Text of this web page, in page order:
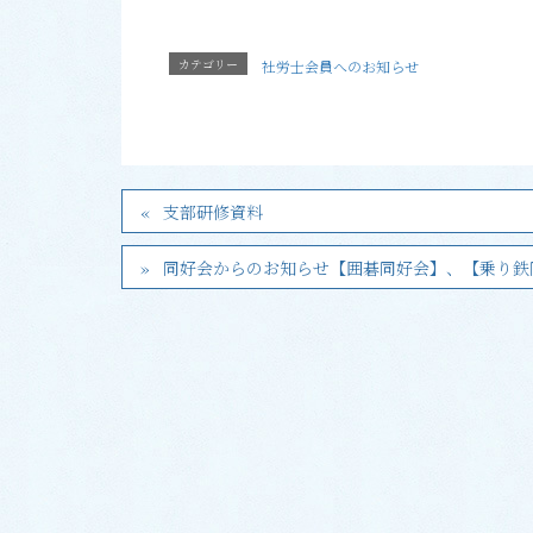
カテゴリー 社労士会員へのお知らせ
支部研修資料
同好会からのお知らせ【囲碁同好会】、【乗り